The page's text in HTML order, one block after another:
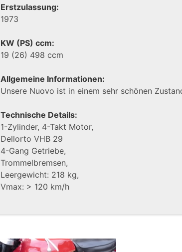
Erstzulassung:
1973
KW (PS) ccm:
19 (26) 498 ccm
Allgemeine Informationen:
Unsere Nuovo ist in einem sehr schönen
Technische Details:
1-Zylinder, 4-Takt Motor,
Dellorto VHB 29
4-Gang Getriebe,
Trommelbremsen,
Leergewicht: 218 kg,
Vmax: > 120 km/h